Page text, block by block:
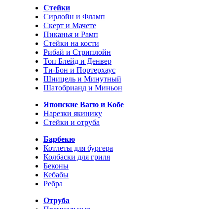
Стейки
Сирлойн и Фламп
Скерт и Мачете
Пиканья и Рамп
Стейки на кости
Рибай и Стриплойн
Топ Блейд и Денвер
Ти-Бон и Портерхаус
Шницель и Минутный
Шатобрианд и Миньон
Японские Вагю и Кобе
Нарезки якинику
Стейки и отруба
Барбекю
Котлеты для бургера
Колбаски для гриля
Беконы
Кебабы
Ребра
Отруба